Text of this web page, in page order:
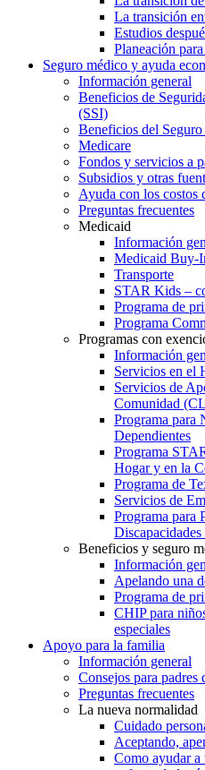
La transición
Estudios
Planeación
Seguro médico y ayuda
Información general
Beneficios de
(SSI)
Beneficios del
Medicare
Fondos y servicios a
Subsidios y otras
Ayuda con los costos
Preguntas frecuentes
Medicaid
Información
Medicaid Buy-
Transporte
STAR Kids –
Programa de
Programa
Programas con
Información
Servicios en el
Servicios de
Comunidad
Programa para
Dependientes
Programa
Hogar y en la
Programa de
Servicios de
Programa para
Beneficios y seguro
Información
Apelando una
Programa de
CHIP para
especiales
Apoyo para la familia
Información general
Consejos para padres
Preguntas frecuentes
La nueva normalidad
Cuidado
Aceptando,
Como ayudar